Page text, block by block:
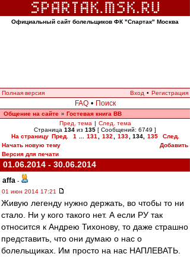
Официальный сайт болельщиков ФК "Спартак" Москва
Полная версия Вход • Регистрация
FAQ • Поиск
Общение на сайте » Гостевая книга ВВ
Пред. тема | След. тема
Страница 134 из 135 [ Сообщений: 6749 ]
На страницу Пред. 1 131 132 133 134, 135
След.
Начать новую тему
Добавить
Версия для печати
01.06.2014 - 30.06.2014
affa -
01 июн 2014 17:21
Живую легенду нужно держать, во чтобы то ни
стало. Ни у кого такого нет. А если РУ так
относится к Андрею Тихонову, то даже страшно
представить, что они думаю о нас о
болельщиках. Им просто на нас НАПЛЕВАТЬ.